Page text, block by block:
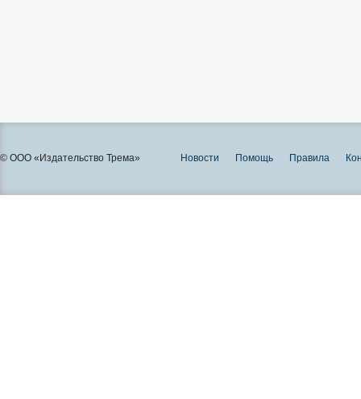
© ООО «Издательство Трема» Новости Помощь Правила